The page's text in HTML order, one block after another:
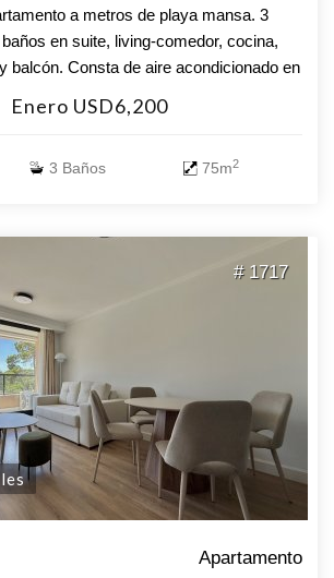
a metros de playa mansa. 3
en suite, living-comedor, cocina,
balcón. Consta de aire acondicionado en
Enero USD6,200
3 Baños 75m2
# 1717
Apartamento